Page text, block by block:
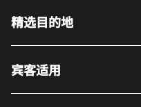
精选目的地
宾客适用